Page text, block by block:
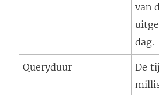
van
dag.
Queryduur
De